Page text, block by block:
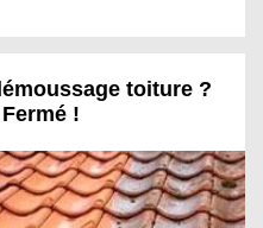
toiture ?
!